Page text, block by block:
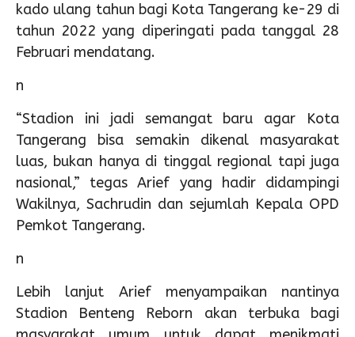
kado ulang tahun bagi Kota Tangerang ke-29 di
tahun 2022 yang diperingati pada tanggal 28
Februari mendatang.
n
“Stadion ini jadi semangat baru agar Kota
Tangerang bisa semakin dikenal masyarakat
luas, bukan hanya di tinggal regional tapi juga
nasional,” tegas Arief yang hadir didampingi
Wakilnya, Sachrudin dan sejumlah Kepala OPD
Pemkot Tangerang.
n
Lebih lanjut Arief menyampaikan nantinya
Stadion Benteng Reborn akan terbuka bagi